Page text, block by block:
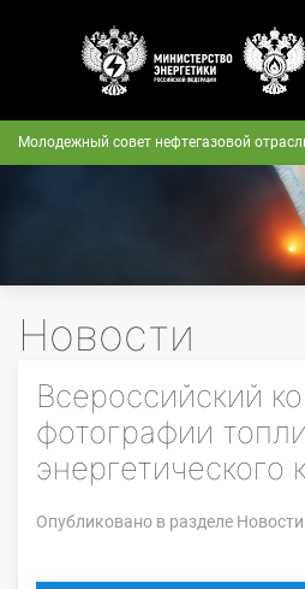
Молодежный совет нефтегазовой
Новости
Всероссийский
фотографии
энергетического
Опубликовано в разделе Новости